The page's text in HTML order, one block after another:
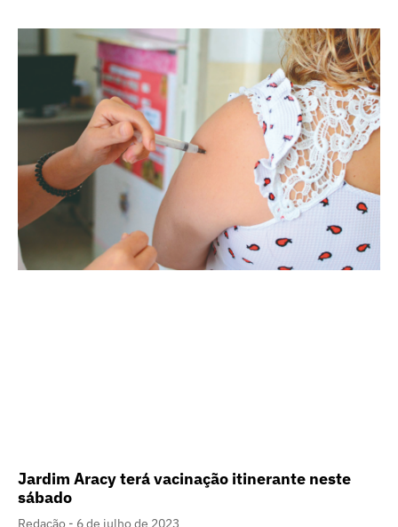
Jardim Aracy terá vacinação itinerante neste
sábado
Redação 6 de julho de 2023